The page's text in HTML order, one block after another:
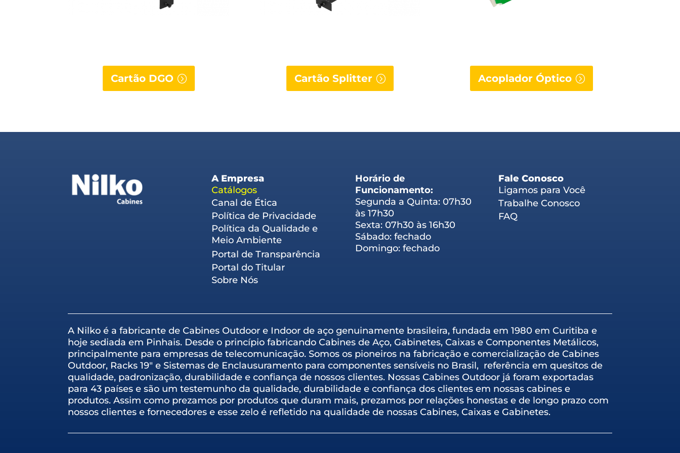
Cartão DGO Cartão Splitter Acoplador Óptico
A Empresa
Catálogos
Canal de Ética
Política de Privacidade
Política da Qualidade e
Meio Ambiente
Portal de Transparência
Portal do Titular
Sobre Nós
Horário de
Funcionamento:
Segunda a Quinta: 07h30
às 17h30
Sexta: 07h30 às 16h30
Sábado: fechado
Domingo: fechado
Fale Conosco
Ligamos para Você
Trabalhe Conosco
FAQ
A Nilko é a fabricante de Cabines Outdoor e Indoor de aço genuinamente brasileira, fundada em 1980 em Curitiba e
hoje sediada em Pinhais. Desde o princípio fabricando Cabines de Aço, Gabinetes, Caixas e Componentes Metálicos,
principalmente para empresas de telecomunicação. Somos os pioneiros na fabricação e comercialização de Cabines
Outdoor, Racks 19″ e Sistemas de Enclausuramento para componentes sensíveis no Brasil, referência em quesitos de
qualidade, padronização, durabilidade e confiança de nossos clientes. Nossas Cabines Outdoor já foram exportadas
para 43 países e são um testemunho da qualidade, durabilidade e confiança dos clientes em nossas cabines e
produtos. Assim como prezamos por produtos que duram mais, prezamos por relações honestas e de longo prazo com
nossos clientes e fornecedores e esse zelo é refletido na qualidade de nossas Cabines, Caixas e Gabinetes.